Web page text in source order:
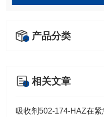
产品分类
相关文章
吸收剂502-174-HAZ在紧